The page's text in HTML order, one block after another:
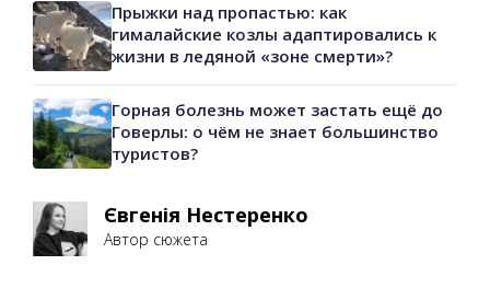
Прыжки над пропастью: как
гималайские козлы адаптировались к
жизни в ледяной «зоне смерти»?
Горная болезнь может застать ещё до
Говерлы: о чём не знает большинство
туристов?
Євгенія Нестеренко
Автор сюжета